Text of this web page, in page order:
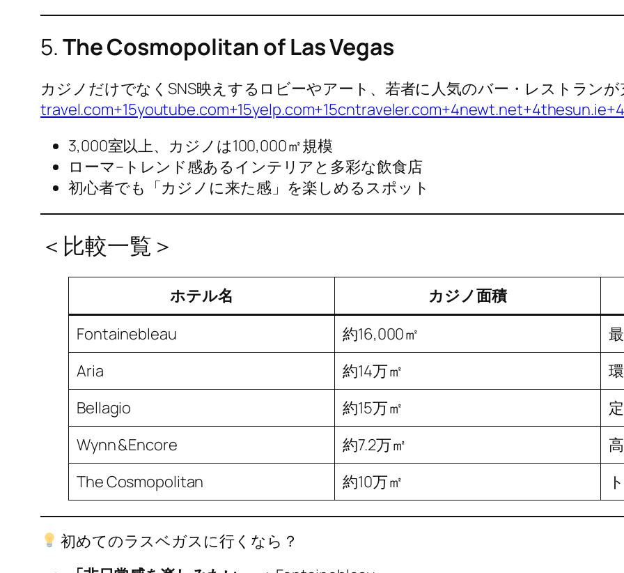
5.The Cosmopolitan of Las Vegas
カジノだけでなくSNS映えするロビーやアート、若者に人気のバー・レストランが
travel.com+15youtube.com+15yelp.com+15cntraveler.com+4newt.net+4thesun.ie+4
3,000室以上、カジノは100,000㎡規模
ローマ–トレンド感あるインテリアと多彩な飲食店
初心者でも「カジノに来た感」を楽しめるスポット
＜比較一覧＞
ホテル名
カジノ面積
Fontainebleau
約16,000㎡
Aria
約14万㎡
Bellagio
約15万㎡
Wynn & Encore
約7.2万㎡
The Cosmopolitan
約10万㎡
初めてのラスベガスに行くなら？